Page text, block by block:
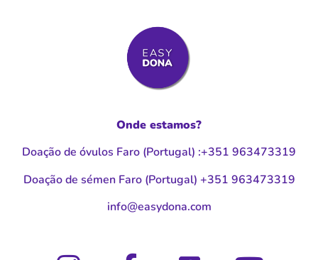
Onde estamos?
Doação de óvulos Faro (Portugal) :+351 963473319
Doação de sémen Faro (Portugal) +351 963473319
moc.anodysae@ofni